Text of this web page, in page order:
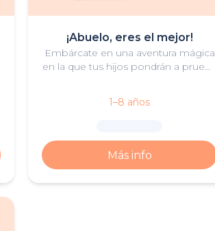
¡Abuelo, eres el mejor!
Embárcate en una aventura mágica
en la que tus hijos pondrán a prueba
pruebas y ganará el premio
1–8 años
Más info